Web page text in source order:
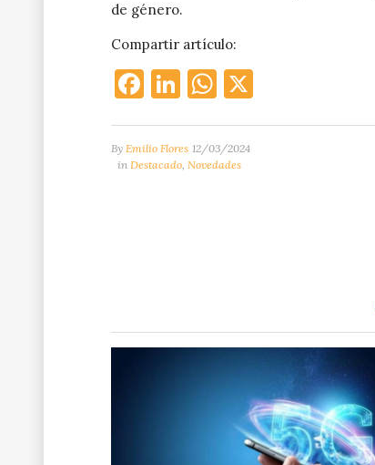
de género.
Compartir artículo:
Facebook
LinkedIn
WhatsApp
By Emilio Flores 12/03/2024
in Destacado, Novedades